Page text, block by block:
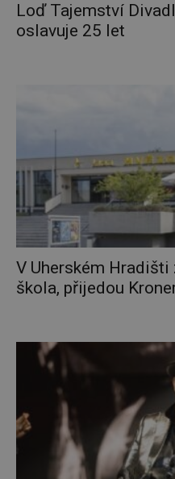
Loď Tajemství
oslavuje 25 let
V Uherském
škola, přijedou